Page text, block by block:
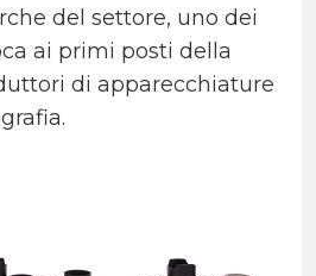
del settore, uno dei
ai primi posti della
di apparecchiature